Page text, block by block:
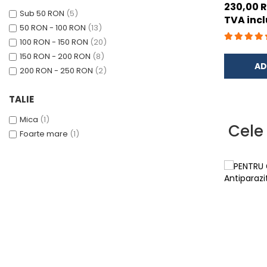
ACCESORII
TRIXIE
JUCARII
HĂINUȚE
Masina de tuns
Recipient hrana
Sub 50 RON (5)
50 RON - 100 RON (13)
100 RON - 150 RON (20)
150 RON - 200 RON (8)
200 RON - 250 RON (2)
TALIE
Mica (1)
Foarte mare (1)
mari
la 8 luni
230,00
TVA